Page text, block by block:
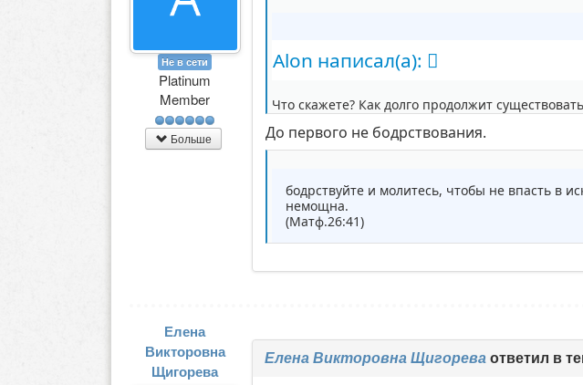
Не в сети
Platinum
Member
Больше
Alon написал(а):
Что скажете? Как долго продолжит
До первого не бодрствования.
бодрствуйте и молитесь, чтобы не впасть в
немощна.
(Матф.26:41)
Елена
Викторовна
Щигорева
Елена Викторовна Щигореваответил в